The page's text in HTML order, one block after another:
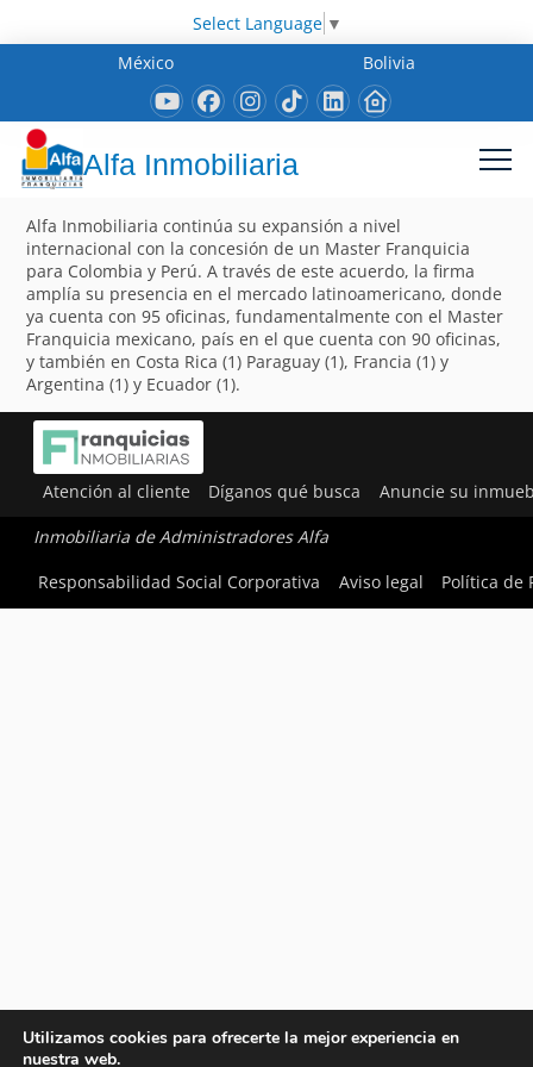
Select Language ▼
México
Bolivia
Alfa Inmobiliaria
Alfa Inmobiliaria continúa su expansión a nivel
internacional con la concesión de un Master Franquicia
para Colombia y Perú. A través de este acuerdo, la firma
amplía su presencia en el mercado latinoamericano, donde
ya cuenta con 95 oficinas, fundamentalmente con el Master
Franquicia mexicano, país en el que cuenta con 90 oficinas,
y también en Costa Rica (1) Paraguay (1), Francia (1) y
Argentina (1) y Ecuador (1).
Atención al cliente Díganos qué busca Anuncie su
Inmobiliaria de Administradores Alfa
Responsabilidad Social Corporativa
Aviso legal Política de
Utilizamos cookies para ofrecerte la mejor experiencia en
nuestra web.